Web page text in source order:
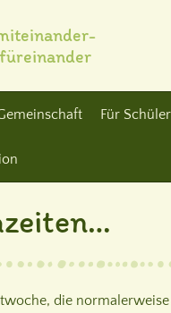
füreinander
Für Schüler
die